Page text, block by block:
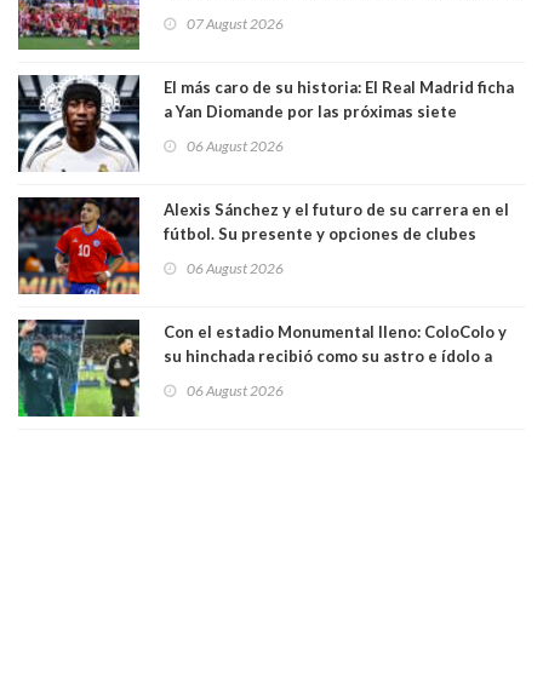
07 August 2026
El más caro de su historia: El Real Madrid ficha
a Yan Diomande por las próximas siete
06 August 2026
Alexis Sánchez y el futuro de su carrera en el
fútbol. Su presente y opciones de clubes
06 August 2026
Con el estadio Monumental lleno: ColoColo y
su hinchada recibió como su astro e ídolo a
06 August 2026